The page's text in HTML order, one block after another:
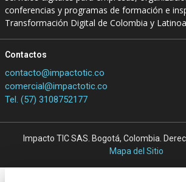
conferencias y programas de formación e
Transformación Digital de Colombia y
Contactos
contacto@impactotic.co
comercial@impactotic.co
Tel. (57) 3108752177
Impacto TIC SAS. Bogotá, Colombia.
Mapa del Sitio